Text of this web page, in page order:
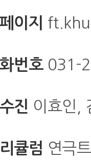
이지
번호031-
진 이효인,
큘럼 연극